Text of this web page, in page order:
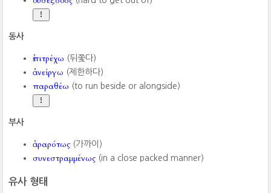
동사
ἐπιτρέχω (뒤쫓다)
ἀνείργω (제한하다)
παραθέω (to run beside or alongside)
부사
ἀραρότως (가까이)
συνεστραμμένως (in a close packed manner)
유사 형태